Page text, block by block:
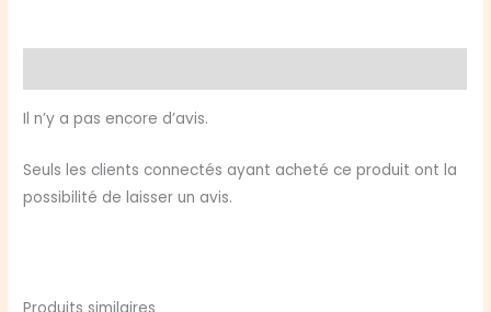
Il n’y a pas encore d’avis.
Seuls les clients connectés ayant acheté ce produit ont la
possibilité de laisser un avis.